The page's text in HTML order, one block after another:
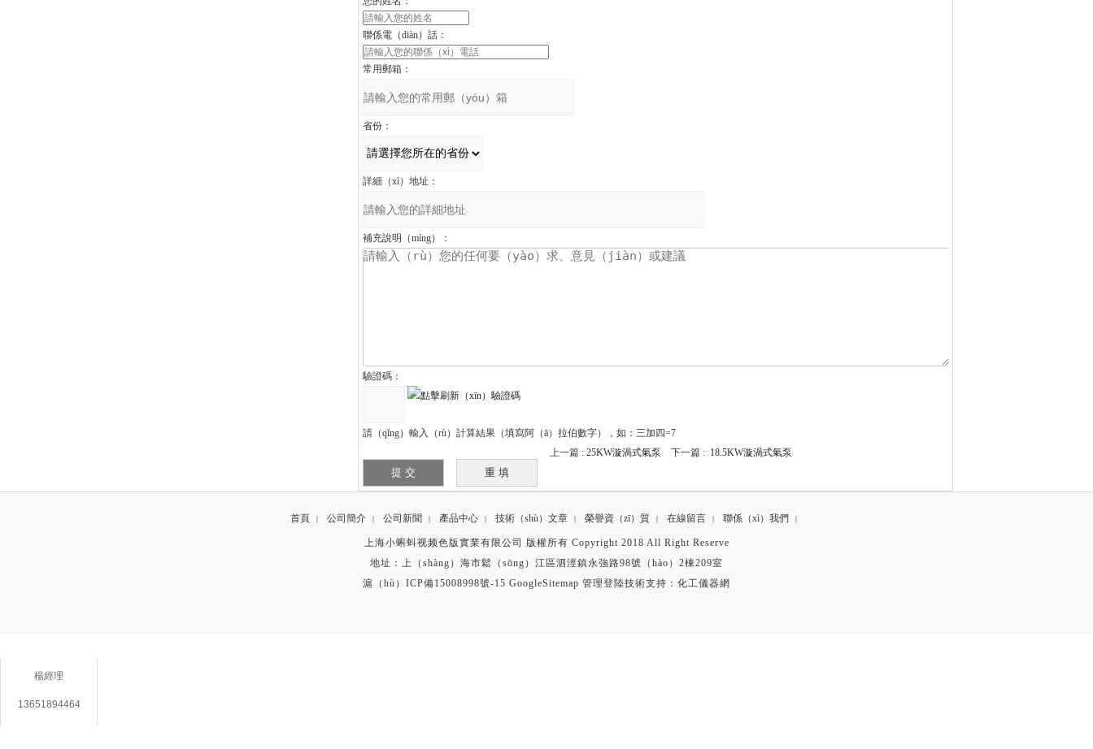
聯係電（diàn）話：
常用郵箱：
省份：
詳細（xì）地址：
補充說明（míng）：
驗證碼：
請（qǐng）輸入（rù）計算結果（填寫阿（ā）拉伯數字），如：三加四=7
上一篇 : 25KW漩渦式氣泵 下一篇 : 18.5KW漩渦式氣泵
首頁 | 公司簡介 | 公司新聞 | 產品中心 | 技術（shù）文章 | 榮譽資（zī）質 | 在線留言 | 聯係（xì）我們 |
上海小蝌蚪视频色版實業有限公司 版權所有 Copyright 2018 All Right Reserve
地址：上（shàng）海市鬆（sōng）江區泗涇鎮永強路98號（hào）2棟209室
滬（hù）ICP備15008998號-15 GoogleSitemap 管理登陸技術支持： 化工儀器網
楊經理
13651894464